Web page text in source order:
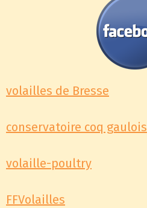
volailles de Bresse
conservatoire coq gaulois
volaille-poultry
FFVolailles